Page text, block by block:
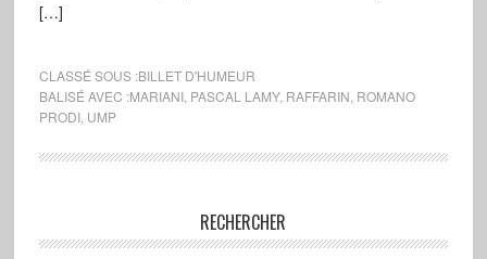
[…]
CLASSÉ SOUS :BILLET D'HUMEUR
BALISÉ AVEC :MARIANI, PASCAL LAMY, RAFFARIN ROMANO
PRODI, UMP
RECHERCHER